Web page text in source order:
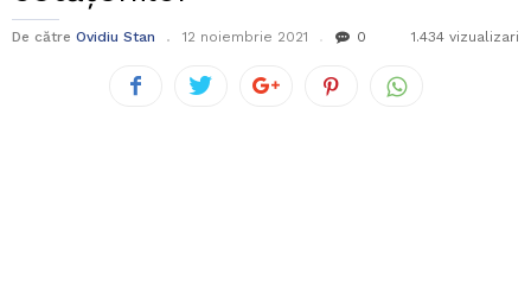
De către Ovidiu Stan 12 noiembrie 2021 0 1.434 vizualizari